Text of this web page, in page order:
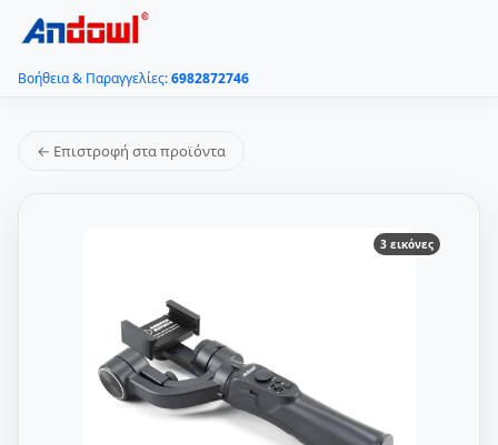
Βοήθεια & Παραγγελίες:6982872746
← Επιστροφή στα προϊόντα
3 εικόνες